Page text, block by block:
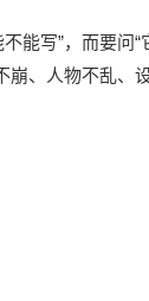
能写”，而要问
、人物不乱、